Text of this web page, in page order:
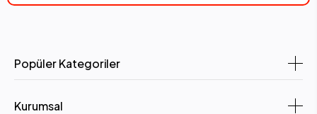
Popüler Kategoriler
Kurumsal